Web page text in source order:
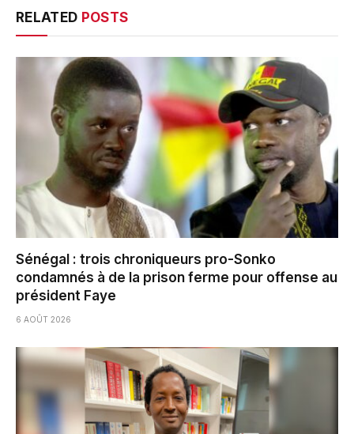
RELATED POSTS
Sénégal : trois chroniqueurs pro-Sonko
condamnés à de la prison ferme pour offense au
président Faye
6 AOÛT 2026